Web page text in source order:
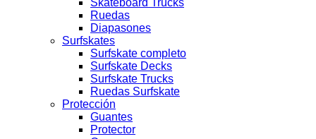
Skateboard Trucks
Ruedas
Diapasones
Surfskates
Surfskate completo
Surfskate Decks
Surfskate Trucks
Ruedas Surfskate
Protección
Guantes
Protector